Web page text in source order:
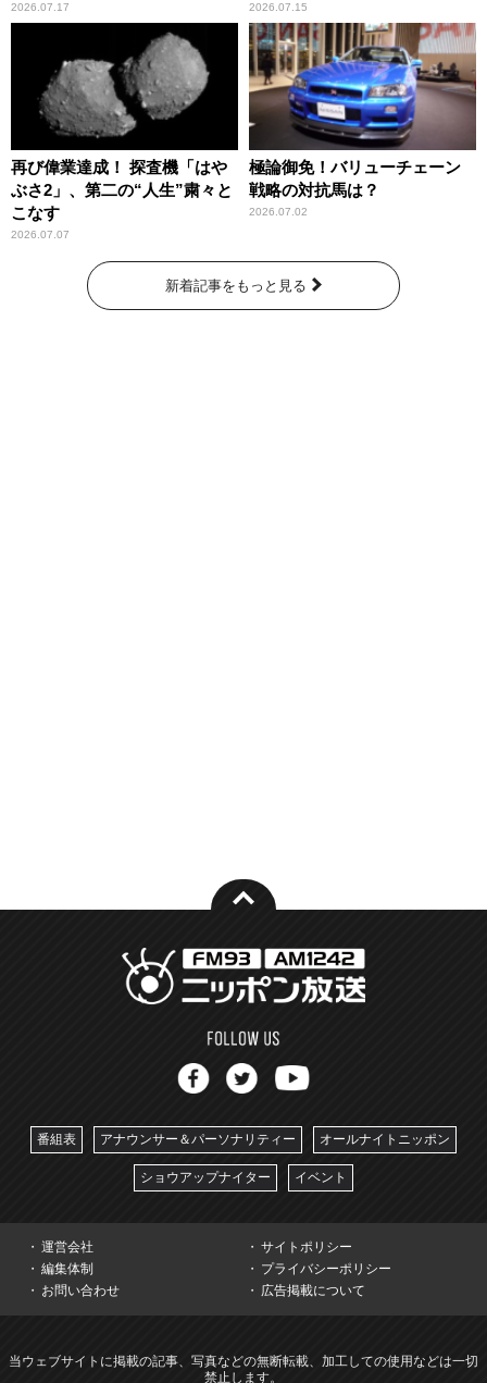
2026.07.17 2026.07.15
再び偉業達成！ 探査機「はや
ぶさ2」、第二の“人生”粛々と
こなす
2026.07.07
極論御免！バリューチェーン
戦略の対抗馬は？
2026.07.02
新着記事をもっと見る
番組表 アナウンサー＆パーソナリティー オールナイトニッポン
ショウアップナイター イベント
運営会社
サイトポリシー
編集体制
プライバシーポリシー
お問い合わせ
広告掲載について
当ウェブサイトに掲載の記事、写真などの無断転載、加工しての使用などは一切
禁止します。